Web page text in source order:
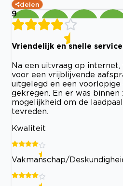
delen
9
Vriendelijk en snelle service
Na een uitvraag op
voor een vrijblijvende
uitgelegd en een
gekregen. En er was
mogelijkheid om de
tevreden.
Kwaliteit
Vakmanschap/